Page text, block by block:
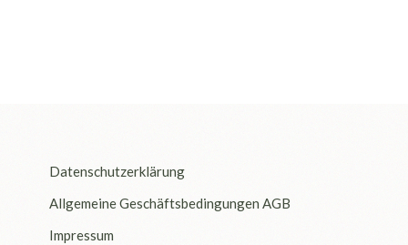
Datenschutzerklärung
Allgemeine Geschäftsbedingungen AGB
Impressum